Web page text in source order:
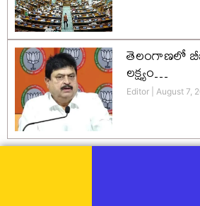
తెలంగాణలో
లక్ష్యం…
Editor August 7,